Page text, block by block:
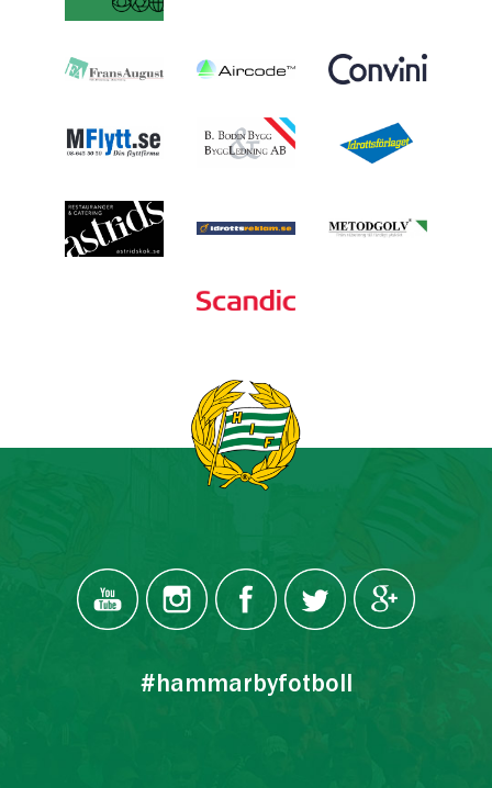
#hammarbyfotboll